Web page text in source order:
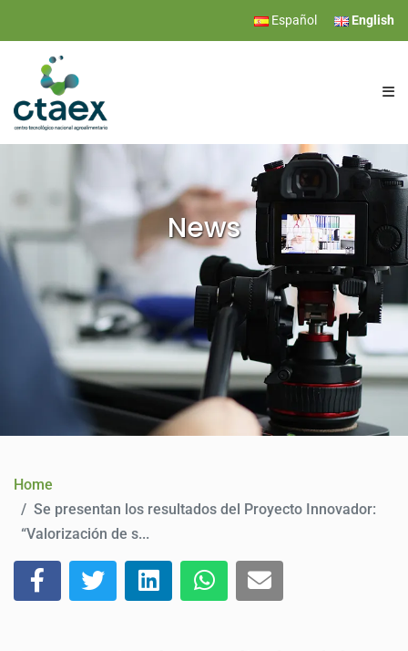
Español English
RESEARCH
SERVICES
EVENTS
NEWS
CONTACT
News
Home
Se presentan los resultados del Proyecto Innovador:
“Valorización de s...